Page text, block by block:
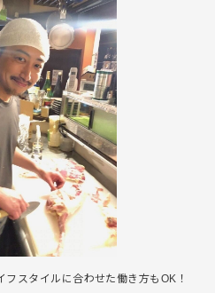
スタイルに合わせた働き方もOK！